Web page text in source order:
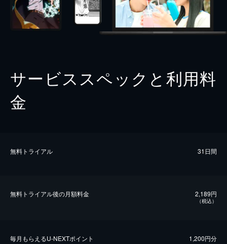
サービススペックと利用料
金
無料トライアル 31日間
無料トライアル後の⽉額料金 2,189円
（税込）
毎⽉もらえるU-NEXTポイント 1,200円分